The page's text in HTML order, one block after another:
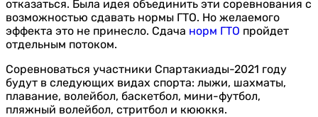
отказаться. Была идея объединить эти соревнования с
возможностью сдавать нормы ГТО. Но желаемого
эффекта это не принесло. Сдача норм ГТО пройдет
отдельным потоком.
Соревноваться участники Спартакиады-2021 году
будут в следующих видах спорта: лыжи, шахматы,
плавание, волейбол, баскетбол, мини-футбол,
пляжный волейбол, стритбол и кююккя.